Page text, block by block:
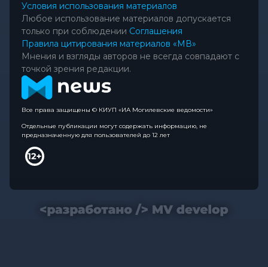
Условия использования материалов
Любое использование материалов допускается
только при соблюдении Соглашения
Правила цитирования материалов «МВ»
Мнения и взгляды авторов не всегда совпадают с
точкой зрения редакции.
Все права защищены © КИУП «ИА Могилевские ведомости»
Отдельные публикации могут содержать информацию, не
предназначенную для пользователей до 12 лет